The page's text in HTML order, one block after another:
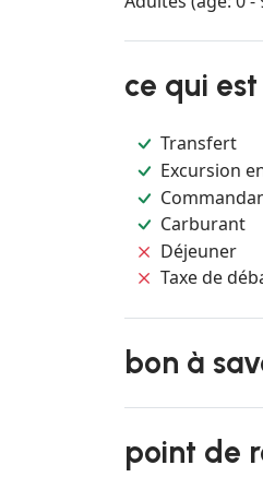
ce qui
Transfert
Excursion
Carburant
Déjeuner
Taxe de
bon à
point de